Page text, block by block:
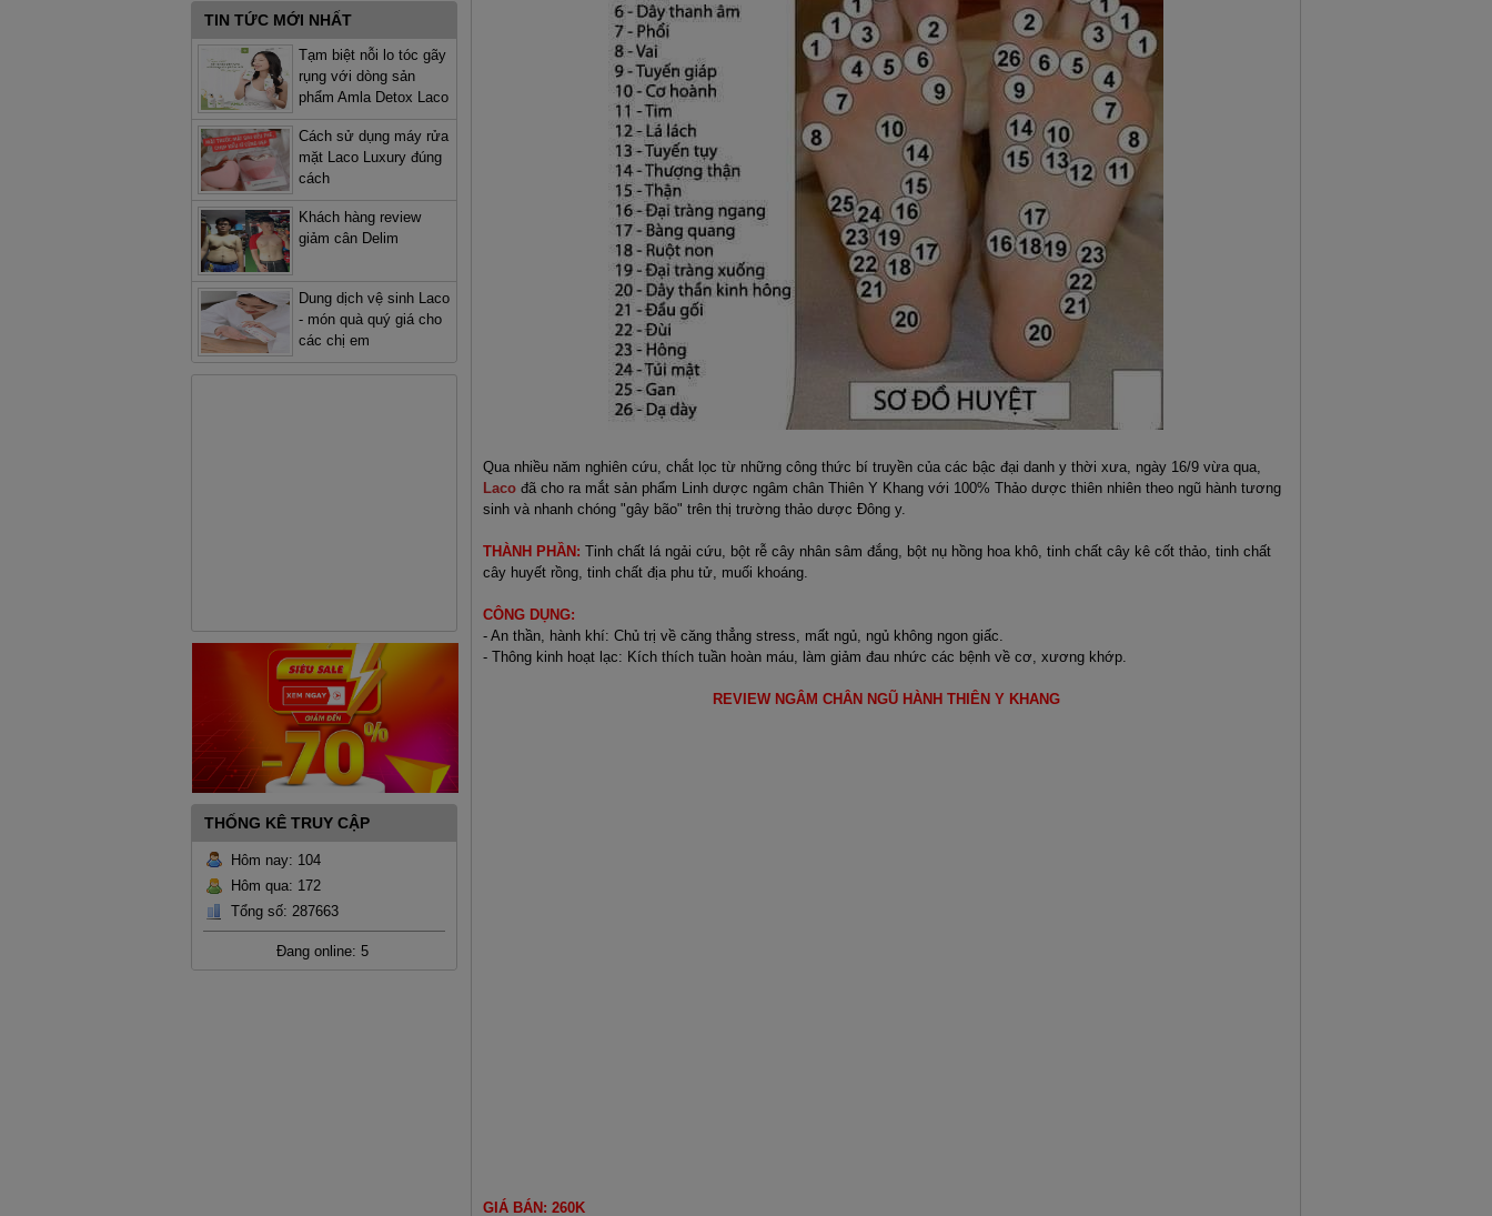
TIN TỨC MỚI NHẤT
Tạm biệt nỗi lo tóc gãy
rụng với dòng sản
phẩm Amla Detox Laco
Cách sử dụng máy rửa
mặt Laco Luxury đúng
cách
Khách hàng review
giảm cân Delim
Dung dịch vệ sinh Laco
- món quà quý giá cho
các chị em
THỐNG KÊ TRUY CẬP
Hôm nay: 104
Hôm qua: 172
Tổng số: 287663
Đang online: 5
Qua nhiều năm nghiên cứu, chắt lọc từ những công thức bí truyền của các bậc đại danh y thời xưa, ngày 16/9 vừa qua,
Laco đã cho ra mắt sản phẩm Linh dược ngâm chân Thiên Y Khang với 100% Thảo dược thiên nhiên theo ngũ hành tương
sinh và nhanh chóng "gây bão" trên thị trường thảo dược Đông y.
THÀNH PHẦN: Tinh chất lá ngải cứu, bột rễ cây nhân sâm đắng, bột nụ hồng hoa khô, tinh chất cây kê cốt thảo, tinh chất
cây huyết rồng, tinh chất địa phu tử, muối khoáng.
CÔNG DỤNG:
- An thần, hành khí: Chủ trị về căng thẳng stress, mất ngủ, ngủ không ngon giấc.
- Thông kinh hoạt lạc: Kích thích tuần hoàn máu, làm giảm đau nhức các bệnh về cơ, xương khớp.
REVIEW NGÂM CHÂN NGŨ HÀNH THIÊN Y KHANG
GIÁ BÁN: 260K